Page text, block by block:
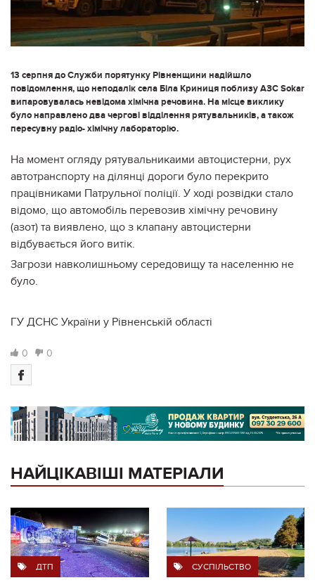
13 серпня до Служби порятунку Рівненщини надійшло
повідомлення, що неподалік села Біла Криниця поблизу АЗС Sokar
випаровувалась невідома хімічна речовина. На місце виклику
було направлено два чергові відділення рятувальників, а також
пересувну радіо- хімічну лабораторію.
На момент огляду рятувальникаими автоцистерни, рух
автотранспорту на ділянці дороги було перекрито
працівниками Патрульної поліції. У ході розвідки стало
відомо, що автомобіль перевозив хімічну речовину
(азот) та виявлено, що з клапану автоцистерни
відбувається його витік.
Загрози навколишньому середовищу та населенню не
було.
ГУ ДСНС України у Рівненській області
0 0
НАЙЦІКАВІШІ МАТЕРІАЛИ
ДТП СУСПІЛЬСТВО